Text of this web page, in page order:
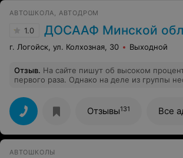
АВТОШКОЛА, АВТОДРОМ
1.0 ДОСААФ Минской
г. Логойск, ул. Колхозная, 30 Выходной
Отзыв. На сайте пишут об высоком
первого раза. Однако на деле из группы
низкий результат. Сложно сказать.
Отзывы131 Все
АВТОШКОЛЫ